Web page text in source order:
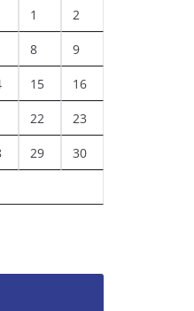
1 2
8 9
15 16
22 23
29 30